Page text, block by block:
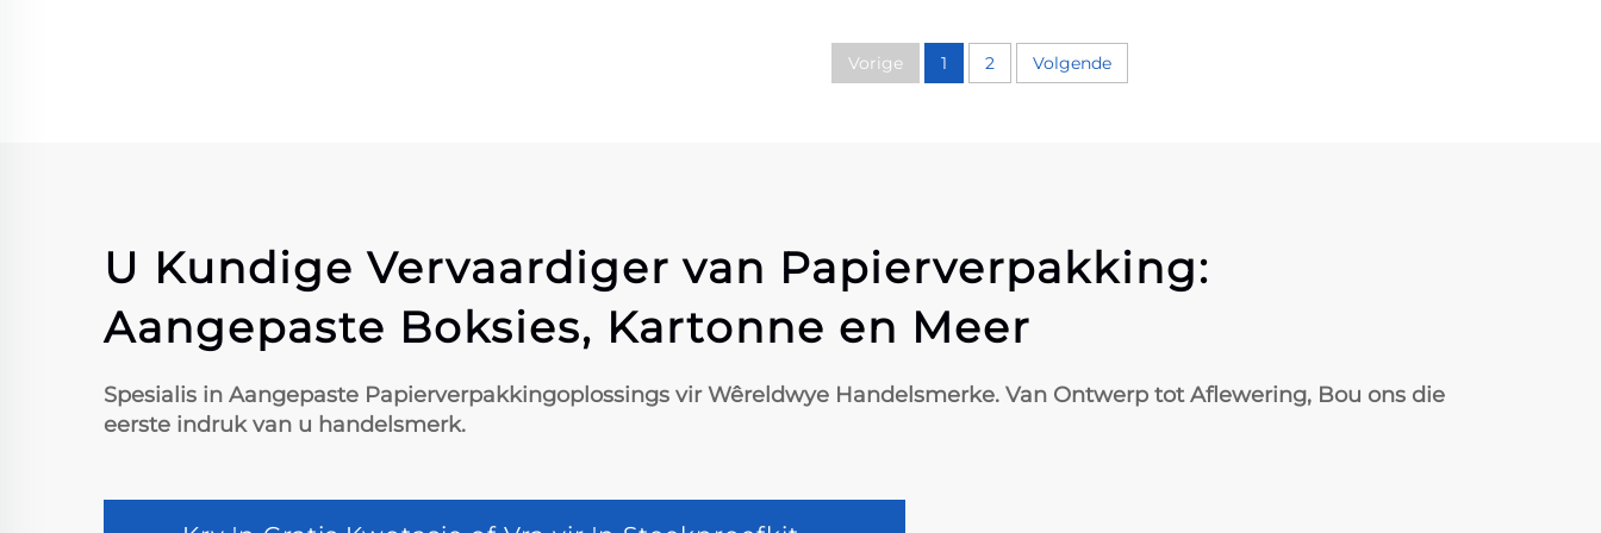
van
voedselverpakking
Vorige 1 2 Volgende
U Kundige Vervaardiger van Papierverpakking:
Aangepaste Boksies, Kartonne en Meer
Spesialis in Aangepaste Papierverpakkingoplossings vir Wêreldwye Handelsmerke. Van Ontwerp tot Aflewering, Bou ons die
eerste indruk van u handelsmerk.